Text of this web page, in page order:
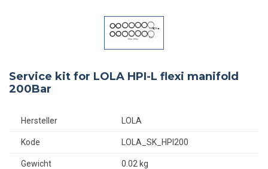
Service kit for LOLA HPI-L flexi manifold
200Bar
Hersteller LOLA
Kode LOLA_SK_HPI200
Gewicht 0.02 kg